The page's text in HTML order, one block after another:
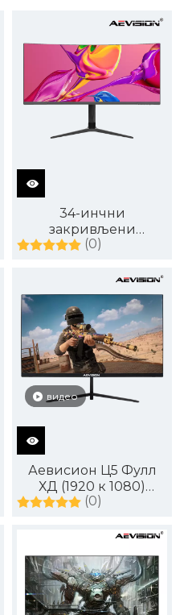
34-инчни
закривљени
ултрашироки ВКХД
Р1500 ДисплаиПорт
144 Хз
(0)
видео
Аевисион Ц5 Фулл
ХД (1920 к 1080)
монитор за игре
(0)